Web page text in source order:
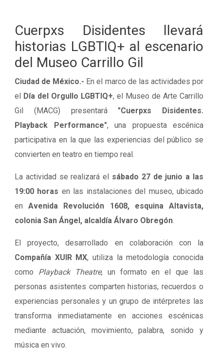
Cuerpxs Disidentes llevará
historias LGBTIQ+ al escenario
del Museo Carrillo Gil
Ciudad de México.- En el marco de las actividades por
el Día del Orgullo LGBTIQ+, el Museo de Arte Carrillo
Gil (MACG) presentará "Cuerpxs Disidentes.
Playback Performance", una propuesta escénica
participativa en la que las experiencias del público se
convierten en teatro en tiempo real.
La actividad se realizará el sábado 27 de junio a las
19:00 horas en las instalaciones del museo, ubicado
enAvenida Revolución 1608, esquina Altavista,
colonia San Ángel, alcaldía Álvaro Obregón
El proyecto, desarrollado en colaboración con la
Compañía XUIR MX, utiliza la metodología conocida
como Playback Theatre, un formato en el que las
personas asistentes comparten historias, recuerdos o
experiencias personales y un grupo de intérpretes las
transforma inmediatamente en acciones escénicas
mediante actuación, movimiento, palabra, sonido y
música en vivo.